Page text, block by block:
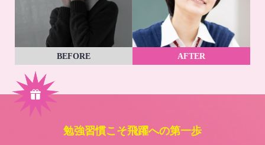
BEFORE AFTER
勉強習慣こそ飛躍への第一歩